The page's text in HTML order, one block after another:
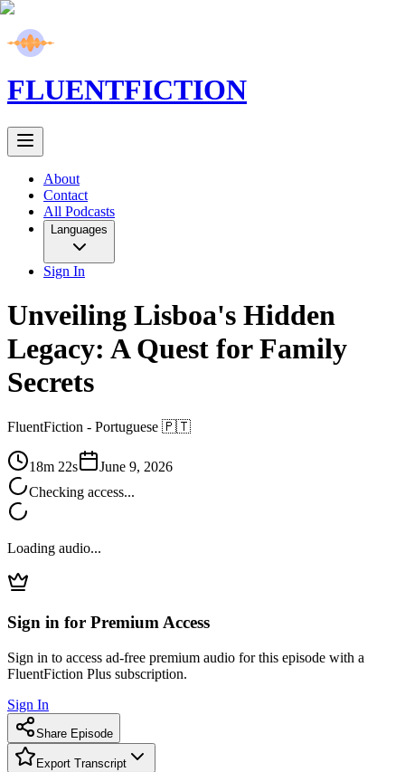
FLUENTFICTION
About
Contact
All Podcasts
Languages
Sign In
Unveiling Lisboa's Hidden
Legacy: A Quest for Family
Secrets
FluentFiction - Portuguese 🇵🇹
18m 22s
June 9, 2026
Checking access...
Loading audio...
Sign in for Premium Access
Sign in to access ad-free premium audio for this episode with a
FluentFiction Plus subscription.
Sign In
Share Episode
Export Transcript